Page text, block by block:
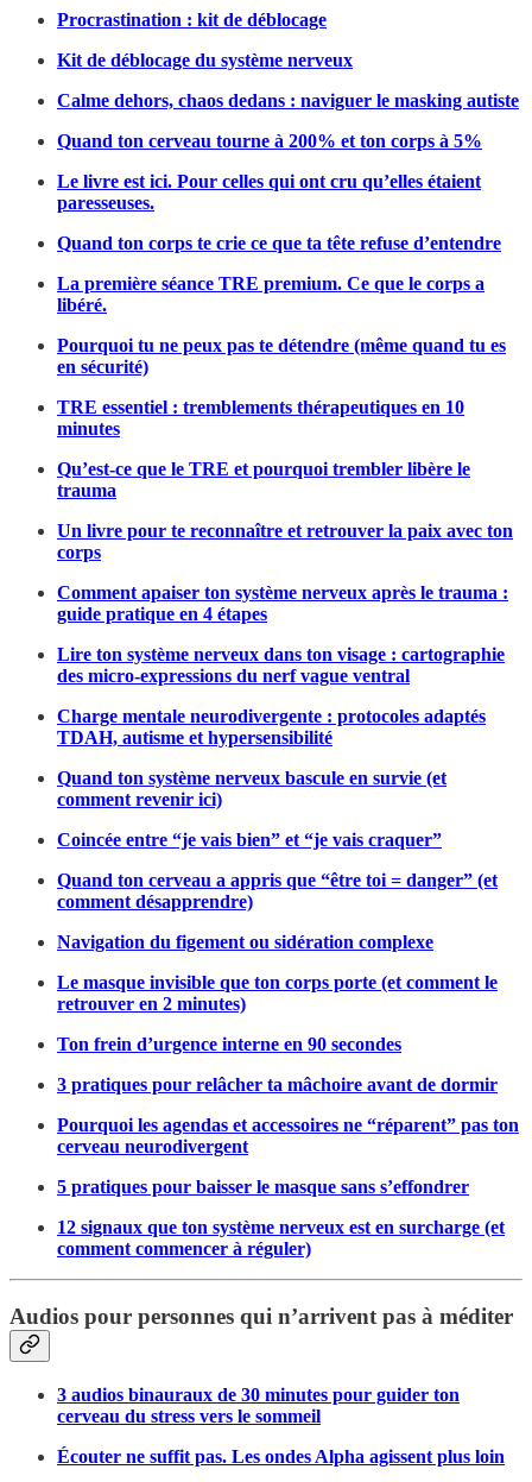
Procrastination : kit de déblocage
Kit de déblocage du système nerveux
Calme dehors, chaos dedans : naviguer le masking autiste
Quand ton cerveau tourne à 200% et ton corps à 5%
Le livre est ici. Pour celles qui ont cru qu’elles étaient
paresseuses.
Quand ton corps te crie ce que ta tête refuse d’entendre
La première séance TRE premium. Ce que le corps a
libéré.
Pourquoi tu ne peux pas te détendre (même quand tu es
en sécurité)
TRE essentiel : tremblements thérapeutiques en 10
minutes
Qu’est-ce que le TRE et pourquoi trembler libère le
trauma
Un livre pour te reconnaître et retrouver la paix avec ton
corps
Comment apaiser ton système nerveux après le trauma :
guide pratique en 4 étapes
Lire ton système nerveux dans ton visage : cartographie
des micro-expressions du nerf vague ventral
Charge mentale neurodivergente : protocoles adaptés
TDAH, autisme et hypersensibilité
Quand ton système nerveux bascule en survie (et
comment revenir ici)
Coincée entre “je vais bien” et “je vais craquer”
Quand ton cerveau a appris que “être toi = danger” (et
comment désapprendre)
Navigation du figement ou sidération complexe
Le masque invisible que ton corps porte (et comment le
retrouver en 2 minutes)
Ton frein d’urgence interne en 90 secondes
3 pratiques pour relâcher ta mâchoire avant de dormir
Pourquoi les agendas et accessoires ne “réparent” pas ton
cerveau neurodivergent
5 pratiques pour baisser le masque sans s’effondrer
12 signaux que ton système nerveux est en surcharge (et
comment commencer à réguler)
Audios pour personnes qui n’arrivent pas à méditer
3 audios binauraux de 30 minutes pour guider ton
cerveau du stress vers le sommeil
Écouter ne suffit pas. Les ondes Alpha agissent plus loin